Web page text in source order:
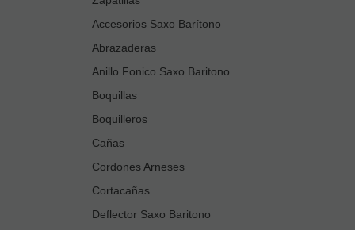
Accesorios Saxo Barítono
Abrazaderas
Anillo Fonico Saxo Baritono
Boquillas
Boquilleros
Cañas
Cordones Arneses
Cortacañas
Deflector Saxo Baritono